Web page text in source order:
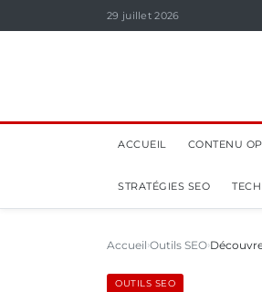
29 juillet 2026
ACCUEIL CONTENU
STRATÉGIES SEO
Accueil Outils SEO
OUTILS SEO